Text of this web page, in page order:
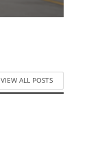
VIEW ALL POSTS